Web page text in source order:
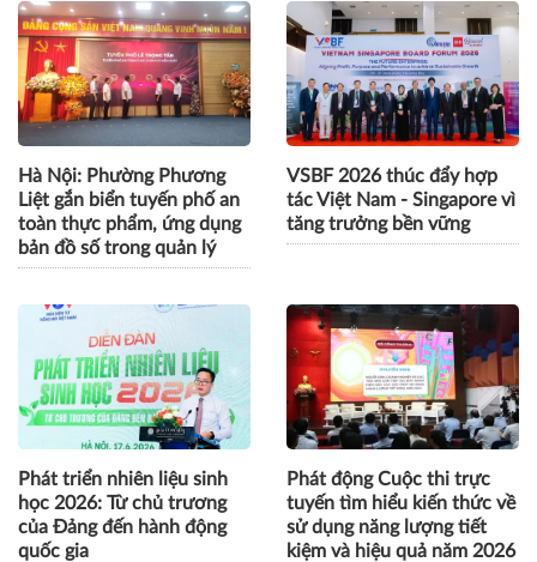
Hiệp định Thương mại Tự
do Việt Nam – EFTA đàm
phán thành công, mở
đường cho tăng trưởng hải
sản Na Uy mạnh mẽ hơn
Học viện Chính sách và
Phát triển mở rộng quy mô,
thành lập hai phân hiệu tại
Bắc Ninh và Đà Nẵng
Hà Nội: Phường Phương
Liệt gắn biển tuyến phố an
toàn thực phẩm, ứng dụng
bản đồ số trong quản lý
VSBF 2026 thúc đẩy hợp
tác Việt Nam - Singapore vì
tăng trưởng bền vững